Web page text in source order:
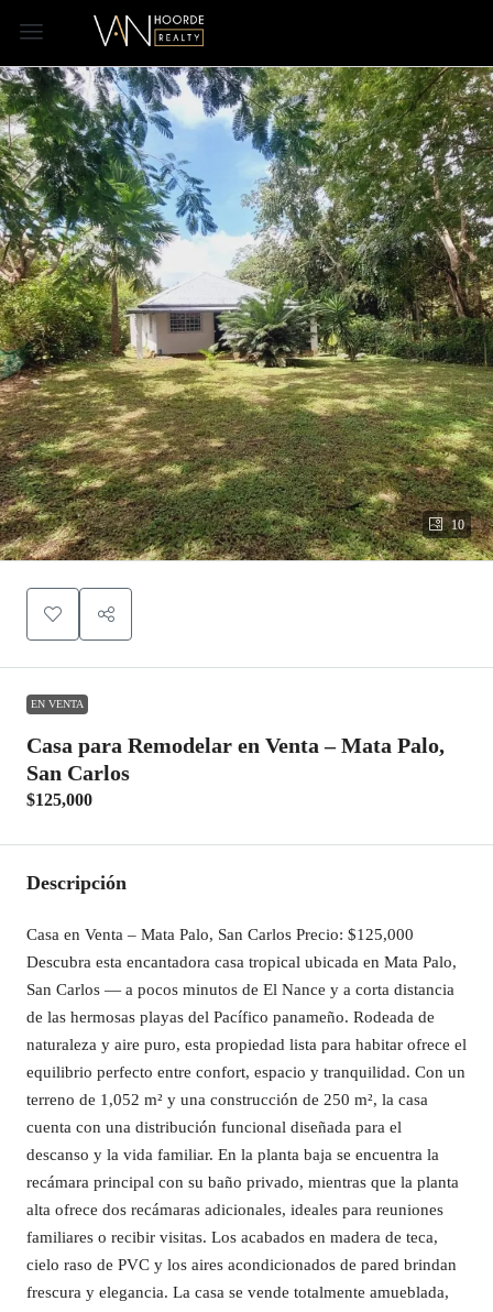
10
EN VENTA
Casa para Remodelar en Venta – Mata Palo,
San Carlos
$125,000
Descripción
Casa en Venta – Mata Palo, San Carlos Precio: $125,000
Descubra esta encantadora casa tropical ubicada en Mata Palo,
San Carlos — a pocos minutos de El Nance y a corta distancia
de las hermosas playas del Pacífico panameño. Rodeada de
naturaleza y aire puro, esta propiedad lista para habitar ofrece el
equilibrio perfecto entre confort, espacio y tranquilidad. Con un
terreno de 1,052 m² y una construcción de 250 m², la casa
cuenta con una distribución funcional diseñada para el
descanso y la vida familiar. En la planta baja se encuentra la
recámara principal con su baño privado, mientras que la planta
alta ofrece dos recámaras adicionales, ideales para reuniones
familiares o recibir visitas. Los acabados en madera de teca,
cielo raso de PVC y los aires acondicionados de pared brindan
frescura y elegancia. La casa se vende totalmente amueblada,